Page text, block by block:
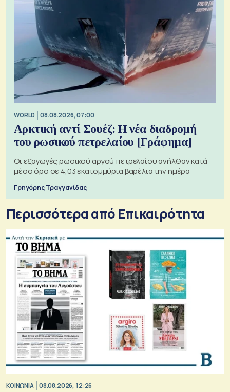
WORLD 08.08.2026, 07:00
Αρκτική αντί Σουέζ: Η νέα διαδρομή
του ρωσικού πετρελαίου [Γράφημα]
Οι εξαγωγές ρωσικού αργού πετρελαίου ανήλθαν κατά
μέσο όρο σε 4,03 εκατομμύρια βαρέλια την ημέρα
Γρηγόρης Τραγγανίδας
Περισσότερα από Επικαιρότητα
ΚΟΙΝΩΝΙΑ 08.08.2026, 12:26